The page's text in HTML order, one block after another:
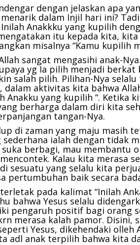
dengan jelaskan apa
dalam Injil hari ini?
Anakkku yang kupilih
itu kepada kita, kita
misalnya “Kamu kupilih
sangat mengasihi anak-
yg Ia pilih menjadi berkat
salah pilih. Pilihan-Nya
dalam aktivitas kita bahwa
Anakku yang kupilih “. Ketika
berharga dalam diri kita
tangan-Nya.
di zaman yang maju masih
sederhana ialah dengan tidak
berbagi, mau membantu
Kalau kita merasa
sesuatu yang selalu kita
pertumbuhan baik secara
pada kalimat “Inilah
bahwa Yesus selalu
pengaruh positif bagi orang
merasa kalah pamor. Disini,
Yesus, dikehendaki olleh
adl anak terpilih bahwa kita